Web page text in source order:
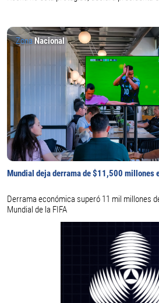
ZonaNacional
Mundial deja derrama de $11,500 millones
Derrama económica superó 11 mil millones
Mundial de la FIFA